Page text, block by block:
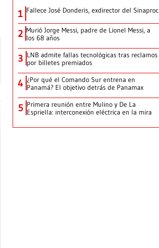
1 Fallece José Donderis, exdirector del Sinaproc
2 Murió Jorge Messi, padre de Lionel Messi, a
los 68 años
3 LNB admite fallas tecnológicas tras reclamos
por billetes premiados
4 ¿Por qué el Comando Sur entrena en
Panamá? El objetivo detrás de Panamax
5 Primera reunión entre Mulino y De La
Espriella: interconexión eléctrica en la mira